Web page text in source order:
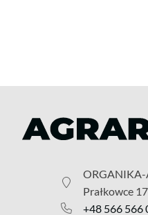
ORGANIKA-
Prałkowce
+48 566 566